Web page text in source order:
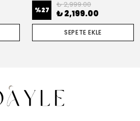
%27
₺ 2,999.00
₺ 2,199.00
SEPETE EKLE